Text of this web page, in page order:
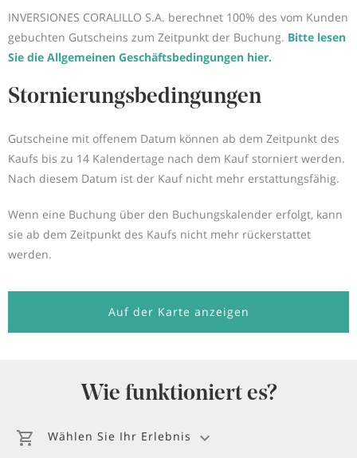
INVERSIONES CORALILLO S.A. berechnet 100% des vom Kunden
gebuchten Gutscheins zum Zeitpunkt der Buchung. Bitte lesen
Sie die Allgemeinen Geschäftsbedingungen hier.
Stornierungsbedingungen
Gutscheine mit offenem Datum können ab dem Zeitpunkt des
Kaufs bis zu 14 Kalendertage nach dem Kauf storniert werden.
Nach diesem Datum ist der Kauf nicht mehr erstattungsfähig.
Wenn eine Buchung über den Buchungskalender erfolgt, kann
sie ab dem Zeitpunkt des Kaufs nicht mehr rückerstattet
werden.
Auf der Karte anzeigen
Wie funktioniert es?
Wählen Sie Ihr Erlebnis